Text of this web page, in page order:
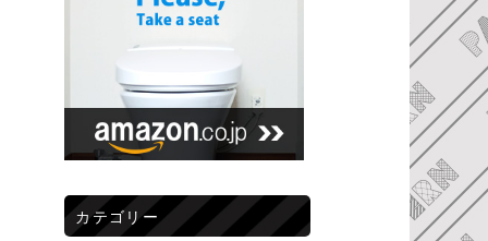
カテゴリー